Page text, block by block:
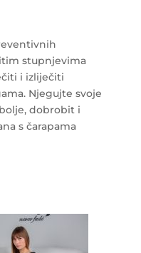
stupnjevima
i izliječiti
Njegujte svoje
dobrobit i
s čarapama